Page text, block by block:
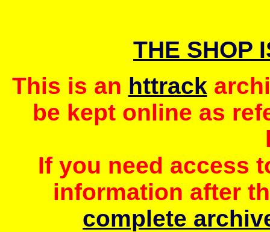
THE SHOP
This is an httrack
be kept online as
If you need access
information after
complete